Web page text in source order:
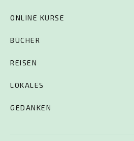
ONLINE KURSE
BÜCHER
REISEN
LOKALES
GEDANKEN